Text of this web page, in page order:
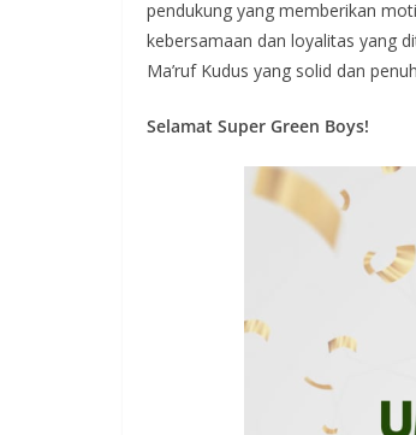
pendukung yang memberikan
kebersamaan dan loyalitas yang
Ma’ruf Kudus yang solid dan
Selamat Super Green Boys!